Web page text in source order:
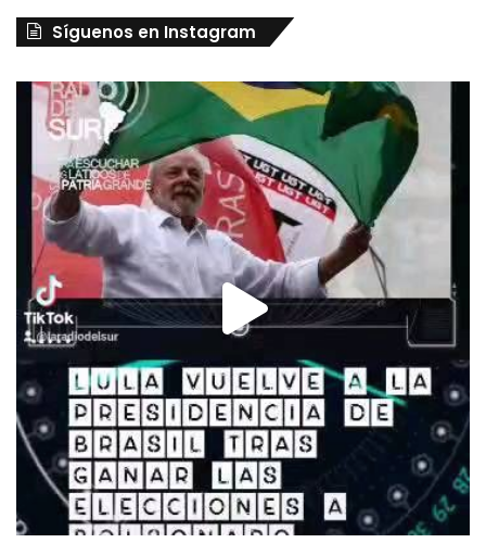
Síguenos en Instagram